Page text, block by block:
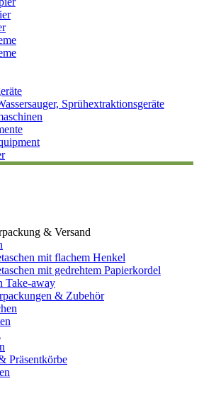
Sprühextraktionsgeräte
& Versand
mit flachem Henkel
mit gedrehtem Papierkordel
Take-away
& Zubehör
Präsentkörbe